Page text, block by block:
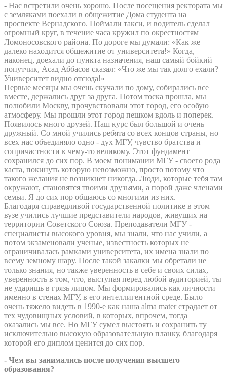
- Нас встретили очень хорошо. После посещения ректората мы
с земляками поехали в общежитие Дома студента на
проспекте Вернадского. Поймали такси, и водитель сделал
огромный круг, в течение часа кружил по окрестностям
Ломоносовского района. По дороге мы думали: «Как же
далеко находится общежитие от университета!» Когда,
наконец, доехали до пункта назначения, наш самый бойкий
попутчик, Асад Аббасов сказал: «Что же мы так долго ехали?
Университет видно отсюда!»
Первые месяцы мы очень скучали по дому, собирались все
вместе, держались друг за друга. Потом тоска прошла, мы
полюбили Москву, прочувствовали этот город, его особую
атмосферу. Мы прошли этот город пешком вдоль и поперек.
Появилось много друзей. Наш курс был большой и очень
дружный. Со мной учились ребята со всех концов страны, но
всех нас объединяло одно - дух МГУ, чувство братства и
сопричастности к чему-то великому. Этот фундамент
сохранился до сих пор. В моем понимании МГУ - своего рода
каста, покинуть которую невозможно, просто потому что
такого желания не возникнет никогда. Люди, которые тебя там
окружают, становятся твоими друзьями, а порой даже членами
семьи. Я до сих пор общаюсь со многими из них.
Благодаря справедливой государственной политике в этом
вузе учились лучшие представители народов, живущих на
территории Советского Союза. Преподаватели МГУ -
специалисты высокого уровня, мы знали, что нас учили, а
потом экзаменовали ученые, известность которых не
ограничивалась рамками университета, их имена знали по
всему земному шару. После такой закалки мы обретали не
только знания, но также уверенность в себе и своих силах,
уверенность в том, что, выступая перед любой аудиторией, ты
не ударишь в грязь лицом. Мы формировались как личности
именно в стенах МГУ, в его интеллигентной среде. Было
очень тяжело видеть в 1990-е как наша alma mater страдает от
тех чудовищных условий, в которых, впрочем, тогда
оказались мы все. Но МГУ сумел выстоять и сохранить ту
исключительно высокую образовательную планку, благодаря
которой его диплом ценится до сих пор.
- Чем вы занимались после получения высшего
образования?